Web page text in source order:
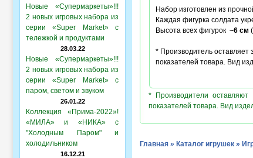
Новые «Супермаркеты»!!!
2 новых игровых набора из
серии «Super Market» с
тележкой и продуктами
28.03.22
Новые «Супермаркеты»!!!
2 новых игровых набора из
серии «Super Market» с
паром, светом и звуком
26.01.22
Коллекция «Прима-2022»!
«МИЛА» и «НИКА» с
"Холодным Паром" и
холодильником
16.12.21
Набор изготовлен из
Каждая фигурка солдата
Высота всех фигурок ~6 см
* Производитель
показателей товара. Вид
* Производители
показателей товара. Вид
Главная » Каталог игрушек »